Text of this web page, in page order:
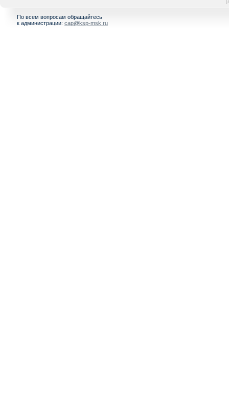
По всем вопросам обращайтесь
к администрации: cap@ksp-msk.ru